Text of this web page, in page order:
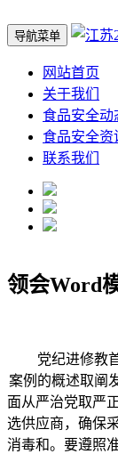
导航菜单
网站首页
关于我们
食品安全动
食品安全资
联系我们
领会Word
党纪进修教首
案例的概述取阐
面从严治党取严
选供应商，确保
消毒和。要遵照